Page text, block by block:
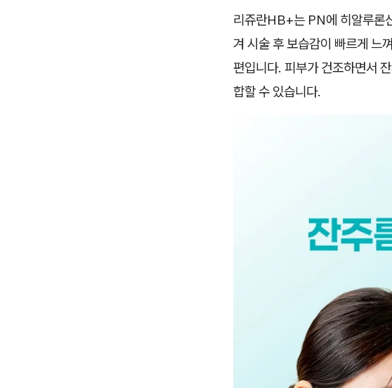
리쥬란HB+는 PN에 히알루론
겨 시술 후 보습감이 빠르게 느
편입니다. 피부가 건조하면서
합할 수 있습니다.